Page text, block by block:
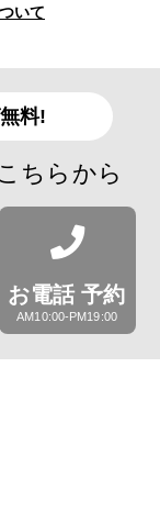
いて
料!
ちらから
お電話 予約
AM10:00-PM19:00